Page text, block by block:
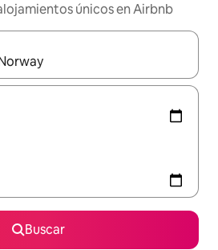
únicos en Airbnb
estén disponibles, navega con las
Buscar